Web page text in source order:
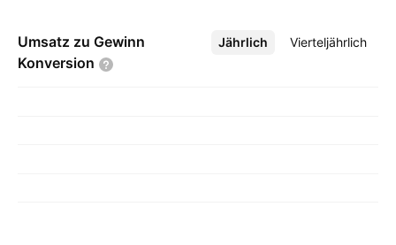
Umsatz zu Gewinn
Konversion
Jährlich Vierteljährlich
Mehr